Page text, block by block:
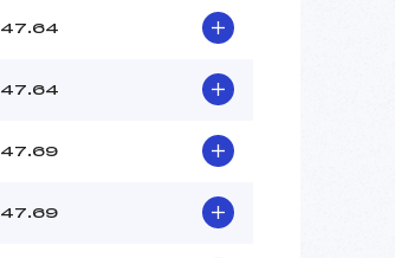
47.64
47.64
47.69
47.69